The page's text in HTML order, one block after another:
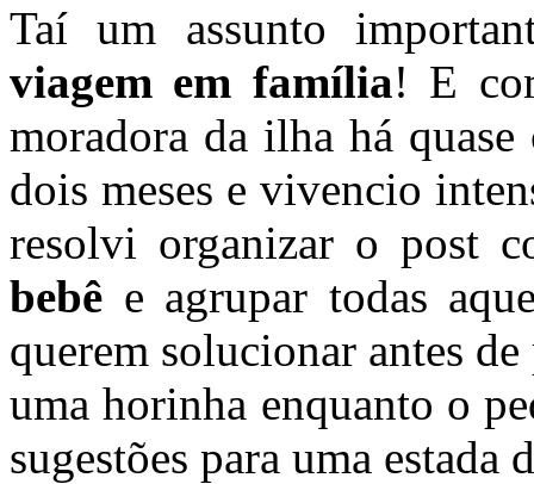
Taí um assunto
viagem em família! E
moradora da ilha há
dois meses e vivencio
resolvi organizar o post
bebê e agrupar todas
querem solucionar antes
uma horinha enquanto o
sugestões para uma